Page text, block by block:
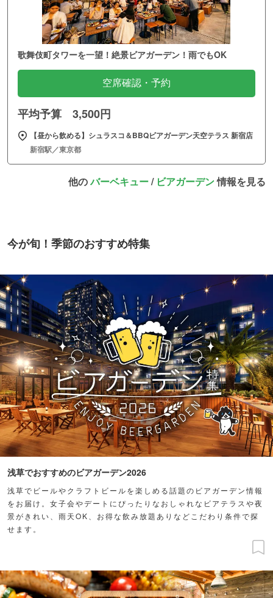
歌舞伎町タワーを一望！絶景ビアガーデン！雨でもOK
空席確認・予約
平均予算 3,500円
【昼から飲める】シュラスコ＆BBQビアガーデン天空テラス 新宿店
新宿駅／東京都
他のバーベキュー/ ビアガーデン情報を見る
今が旬！季節のおすすめ特集
浅草でおすすめのビアガーデン2026
浅草でビールやクラフトビールを楽しめる話題のビアガーデン情報
をお届け。女子会やデートにぴったりなおしゃれなビアテラスや夜
景がきれい、雨天OK、お得な飲み放題ありなどこだわり条件で探
せます。